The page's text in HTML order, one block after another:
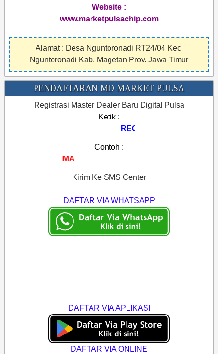
Website :
www.marketpulsachip.com
Alamat : Desa Nguntoronadi RT24/04 Kec.
Nguntoronadi Kab. Magetan Prov. Jawa Timur
PENDAFTARAN MD MARKET PULSA
Registrasi Master Dealer Baru Digital Pulsa
Ketik :
REGMA#NAMA#KOTA
Contoh :
Kirim Ke SMS Center
DAFTAR VIA WHATSAPP
DAFTAR VIA APLIKASI
DAFTAR VIA ONLINE